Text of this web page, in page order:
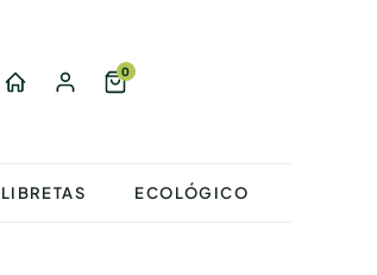
0
LIBRETAS ECOLÓGICO